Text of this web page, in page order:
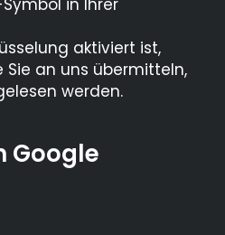
in Ihrer
aktiviert ist,
Sie an uns übermitteln,
werden.
Google